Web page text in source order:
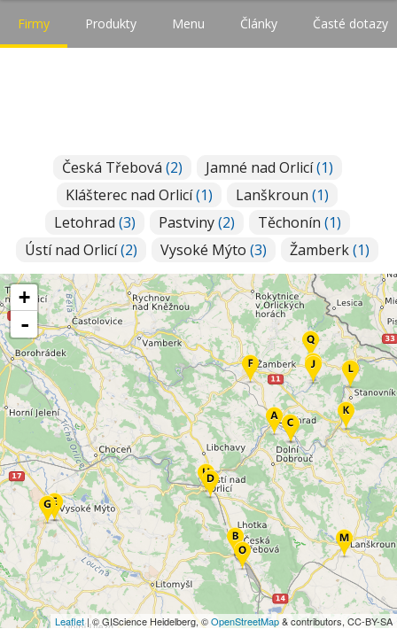
Firmy Produkty Menu Články Časté dotazy
Česká Třebová (2) Jamné nad Orlicí(1)
Klášterec nad Orlicí(1) Lanškroun (1)
Letohrad (3) Pastviny(2) Těchonín (1)
Ústí nad Orlicí(2) Vysoké Mýto (3) Žamberk(1)
+
-
Leaflet| © GIScience Heidelberg, ©OpenStreetMap& contributors, CC-BY-SA